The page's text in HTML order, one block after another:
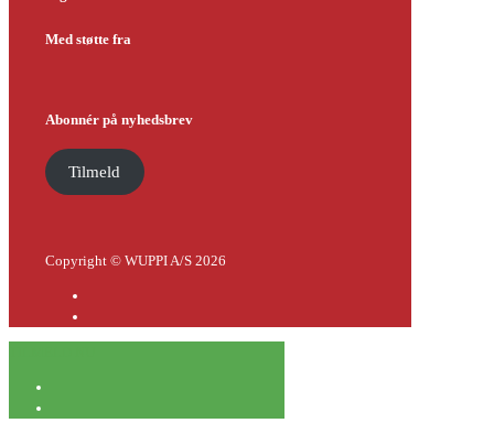
Med støtte fra
Abonnér på nyhedsbrev
Tilmeld
Copyright © WUPPI A/S 2026